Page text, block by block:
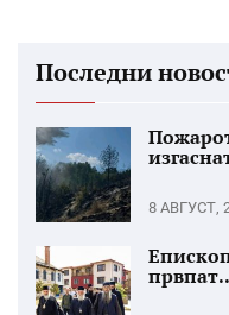
Последни
8 АВГУСТ,